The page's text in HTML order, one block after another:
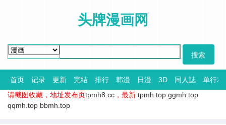
头牌漫画网
首页 记录 更新 完结 排行 韩漫 日漫 3D 同人誌
单行本
请截图收藏，地址发布页tpmh8.cc ，最新 tpmh.top ggmh.top
qqmh.top bbmh.top